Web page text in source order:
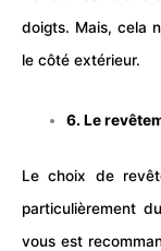
doigts. Mais, cela
le côté extérieur.
6. Le
Le choix de
particulièrement
vous est